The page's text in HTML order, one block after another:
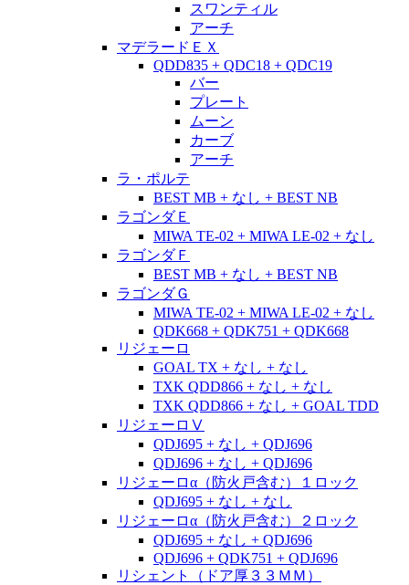
スワンティル
アーチ
マデラードＥＸ
QDD835 + QDC18 + QDC19
バー
プレート
ムーン
カーブ
アーチ
ラ・ポルテ
BEST MB + なし + BEST NB
ラゴンダＥ
MIWA TE-02 + MIWA LE-02 + なし
ラゴンダＦ
BEST MB + なし + BEST NB
ラゴンダＧ
MIWA TE-02 + MIWA LE-02 + なし
QDK668 + QDK751 + QDK668
リジェーロ
GOAL TX + なし + なし
TXK QDD866 + なし + なし
TXK QDD866 + なし + GOAL TDD
リジェーロⅤ
QDJ695 + なし + QDJ696
QDJ696 + なし + QDJ696
リジェーロα（防火戸含む）１ロック
QDJ695 + なし + なし
リジェーロα（防火戸含む）２ロック
QDJ695 + なし + QDJ696
QDJ696 + QDK751 + QDJ696
リシェント（ドア厚３３ＭＭ）